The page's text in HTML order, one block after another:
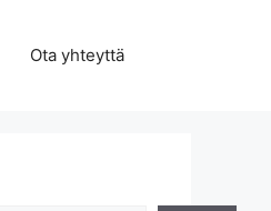
Ota yhteyttä